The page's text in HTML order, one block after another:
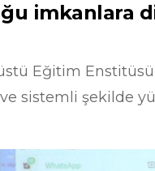
imkanlara
Eğitim
ve sistemli